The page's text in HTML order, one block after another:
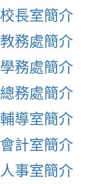
校長室簡介
教務處簡介
學務處簡介
總務處簡介
輔導室簡介
會計室簡介
人事室簡介